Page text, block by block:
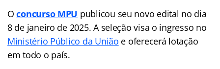
Oconcurso MPU publicou seu novo edital no dia
8 de janeiro de 2025. A seleção visa o ingresso no
Ministério Público da União e oferecerá lotação
em todo o país.